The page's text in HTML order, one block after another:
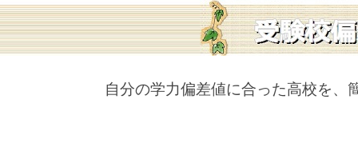
自分の学力偏差値に合った高校を、